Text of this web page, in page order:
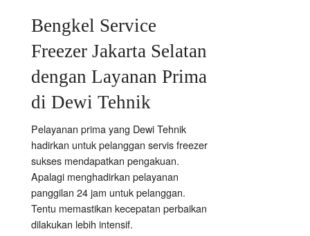
Bengkel Service
Freezer Jakarta Selatan
dengan Layanan Prima
di Dewi Tehnik
Pelayanan prima yang Dewi Tehnik
hadirkan untuk pelanggan servis freezer
sukses mendapatkan pengakuan.
Apalagi menghadirkan pelayanan
panggilan 24 jam untuk pelanggan.
Tentu memastikan kecepatan perbaikan
dilakukan lebih intensif.